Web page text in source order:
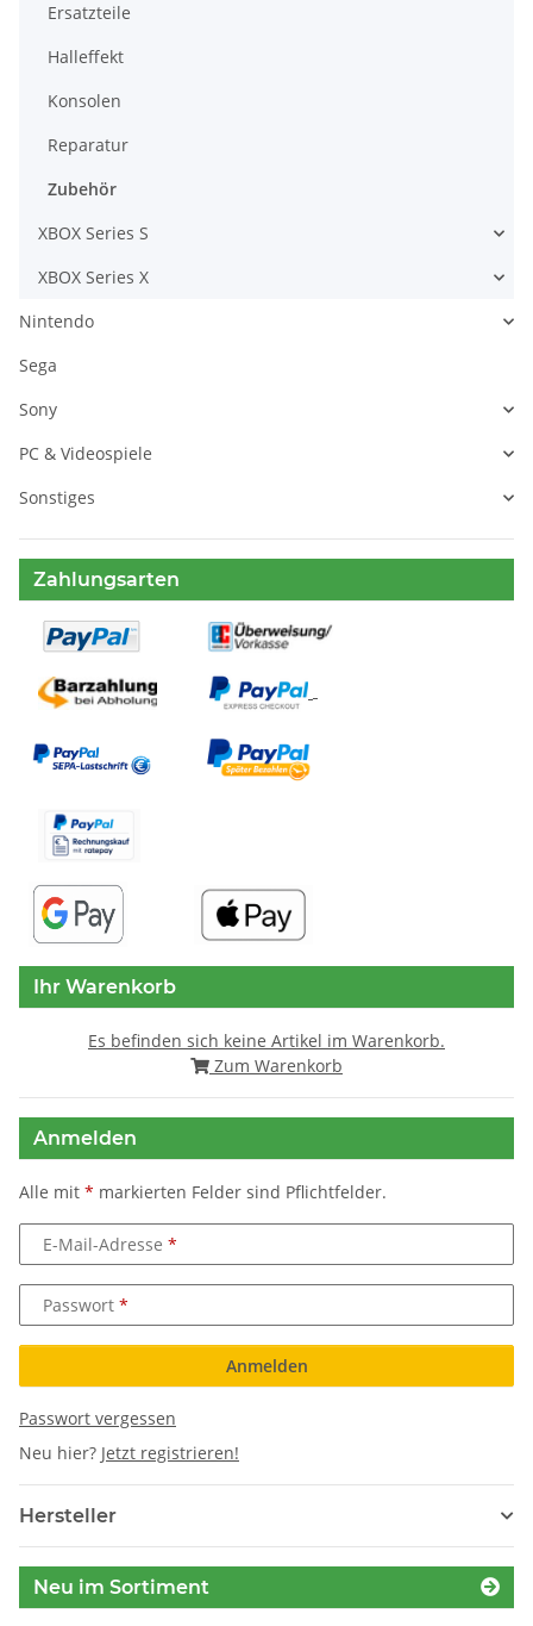
Ersatzteile
Halleffekt
Konsolen
Reparatur
Zubehör
XBOX Series S
XBOX Series X
Nintendo
Sega
Sony
PC & Videospiele
Sonstiges
Zahlungsarten
Ihr Warenkorb
Es befinden sich keine Artikel im Warenkorb.
Zum Warenkorb
Anmelden
Alle mit * markierten Felder sind Pflichtfelder.
E-Mail-Adresse
Passwort
Anmelden
Passwort vergessen
Neu hier? Jetzt registrieren!
Hersteller
Neu im Sortiment